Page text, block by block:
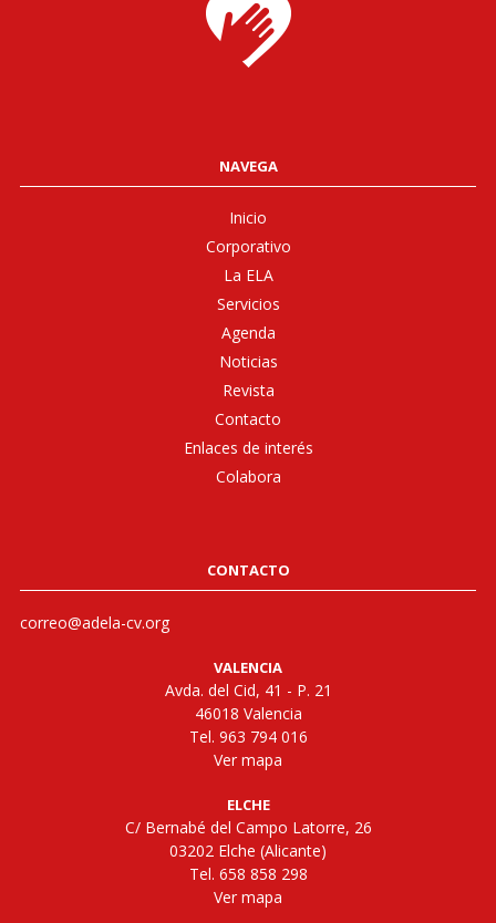
NAVEGA
Inicio
Corporativo
La ELA
Servicios
Agenda
Noticias
Revista
Contacto
Enlaces de interés
Colabora
CONTACTO
correo@adela-cv.org
VALENCIA
Avda. del Cid, 41 - P. 21
46018 Valencia
Tel. 963 794 016
Ver mapa
ELCHE
C/ Bernabé del Campo Latorre, 26
03202 Elche (Alicante)
Tel. 658 858 298
Ver mapa